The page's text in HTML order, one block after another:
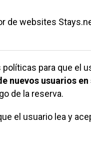
de websites
para que el
nuevos usuarios en
de la reserva.
el usuario lea y